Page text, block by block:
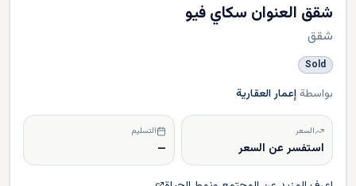
شقق العنوان سكاي فيو
شقق
Sold
بواسطة إعمار العقارية
السعر
استفسر عن السعر
التسليم
—